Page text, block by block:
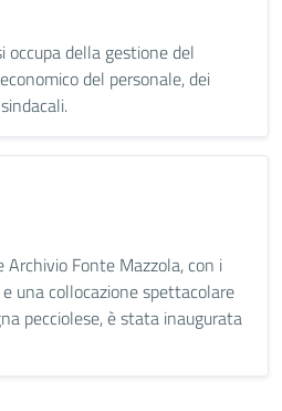
occupa della gestione del
del personale, dei
Archivio Fonte Mazzola, con i
una collocazione spettacolare
pecciolese, è stata inaugurata